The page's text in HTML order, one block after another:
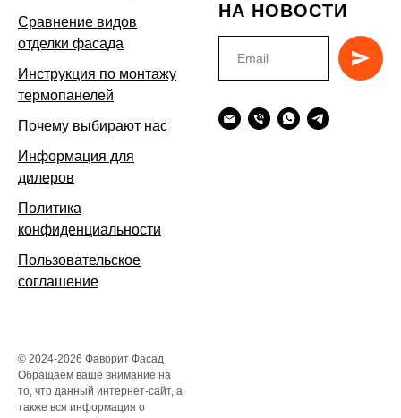
Сравнение видов
отделки фасада
Инструкция по монтажу
термопанелей
Почему выбирают нас
Информация для
дилеров
Политика
конфиденциальности
Пользовательское
соглашение
НА НОВОСТИ
© 2024-2026 Фаворит Фасад
Обращаем ваше внимание на
то, что данный интернет-сайт, а
также вся информация о